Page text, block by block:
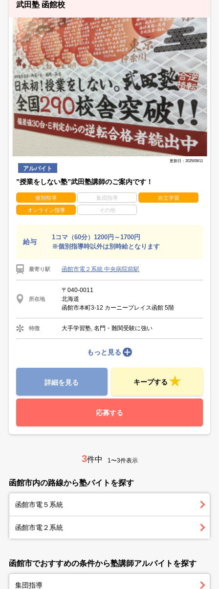
武田塾 函館校
更新日：2025/09/11
アルバイト
”授業をしない塾”武田塾講師のご案内です！
個別指導 集団指導 自立学習
オンライン指導 その他
給与
1コマ（60分）1200円～1700円
※個別指導時以外は別時給となります
最寄り駅 函館市電２系統 中央病院前駅
所在地
〒040-0011
北海道
函館市本町3-12 カーニープレイス函館 5階
特徴 大手学習塾, 名門・難関受験に強い
もっと見る
詳細を見る キープする
応募する
3件中 1〜3件表示
函館市内の路線から塾バイトを探す
函館市電５系統
函館市電２系統
函館市でおすすめの条件から塾講師アルバイトを探す
集団指導